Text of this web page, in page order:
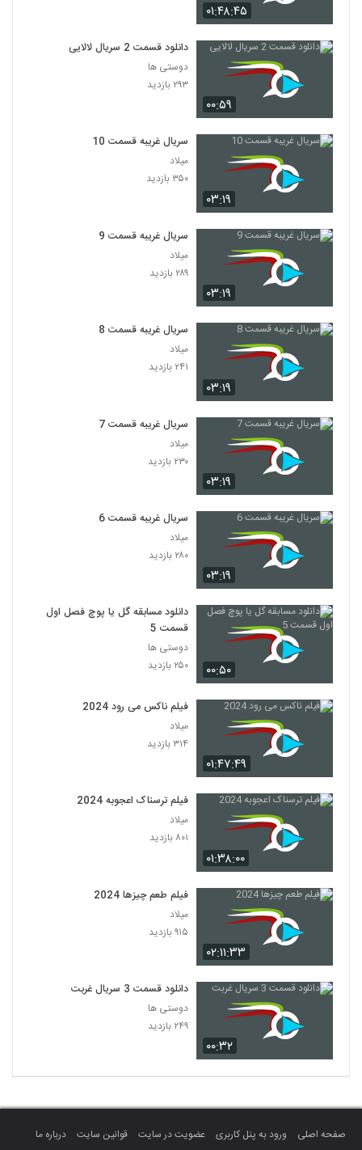
۰۱:۴۸:۴۵
۰۰:۵۹
دانلود قسمت 2 سریال لالایی
دوستی ها
۲۹۳ بازدید
۰۳:۱۹
سریال غریبه قسمت 10
میلاد
۳۵۰ بازدید
۰۳:۱۹
سریال غریبه قسمت 9
میلاد
۲۸۹ بازدید
۰۳:۱۹
سریال غریبه قسمت 8
میلاد
۲۴۱ بازدید
۰۳:۱۹
سریال غریبه قسمت 7
میلاد
۲۳۰ بازدید
۰۳:۱۹
سریال غریبه قسمت 6
میلاد
۲۸۰ بازدید
۰۰:۵۰
دانلود مسابقه گل یا پوچ فصل اول
قسمت 5
دوستی ها
۲۵۰ بازدید
۰۱:۴۷:۴۹
فیلم ناکس می رود 2024
میلاد
۳۱۴ بازدید
۰۱:۳۸:۰۰
فیلم ترسناک اعجوبه 2024
میلاد
۸۰۱ بازدید
۰۲:۱۱:۳۳
فیلم طعم چیزها 2024
میلاد
۹۱۵ بازدید
۰۰:۳۲
دانلود قسمت 3 سریال غربت
دوستی ها
۲۴۹ بازدید
صفحه اصلی ورود به پنل کاربری عضویت در سایت قوانین سایت
درباره ما